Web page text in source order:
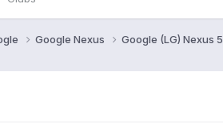
Google Nexus Google (LG) Nexus 5